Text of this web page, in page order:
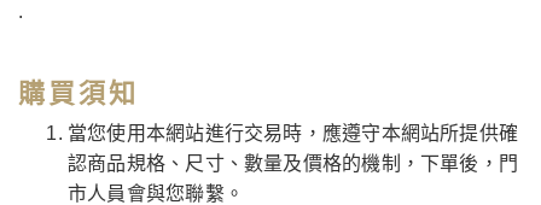
.
購買須知
當您使用本網站進行交易時，應遵守本網站所提供確
認商品規格、尺寸、數量及價格的機制，下單後，門
市人員會與您聯繫。